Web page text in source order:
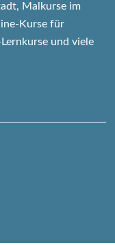
Malkurse im
Kurse für
und viele